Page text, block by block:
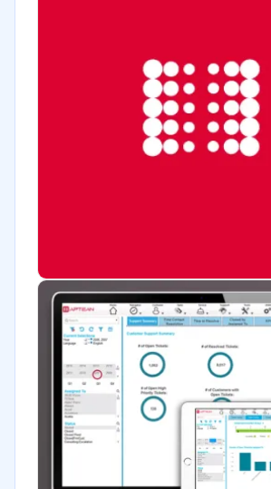
Telecomunicaciones
ONG
Gobierno
Transporte y logística
Marketing y Comunicación
Automotriz
Comercio Electrónico